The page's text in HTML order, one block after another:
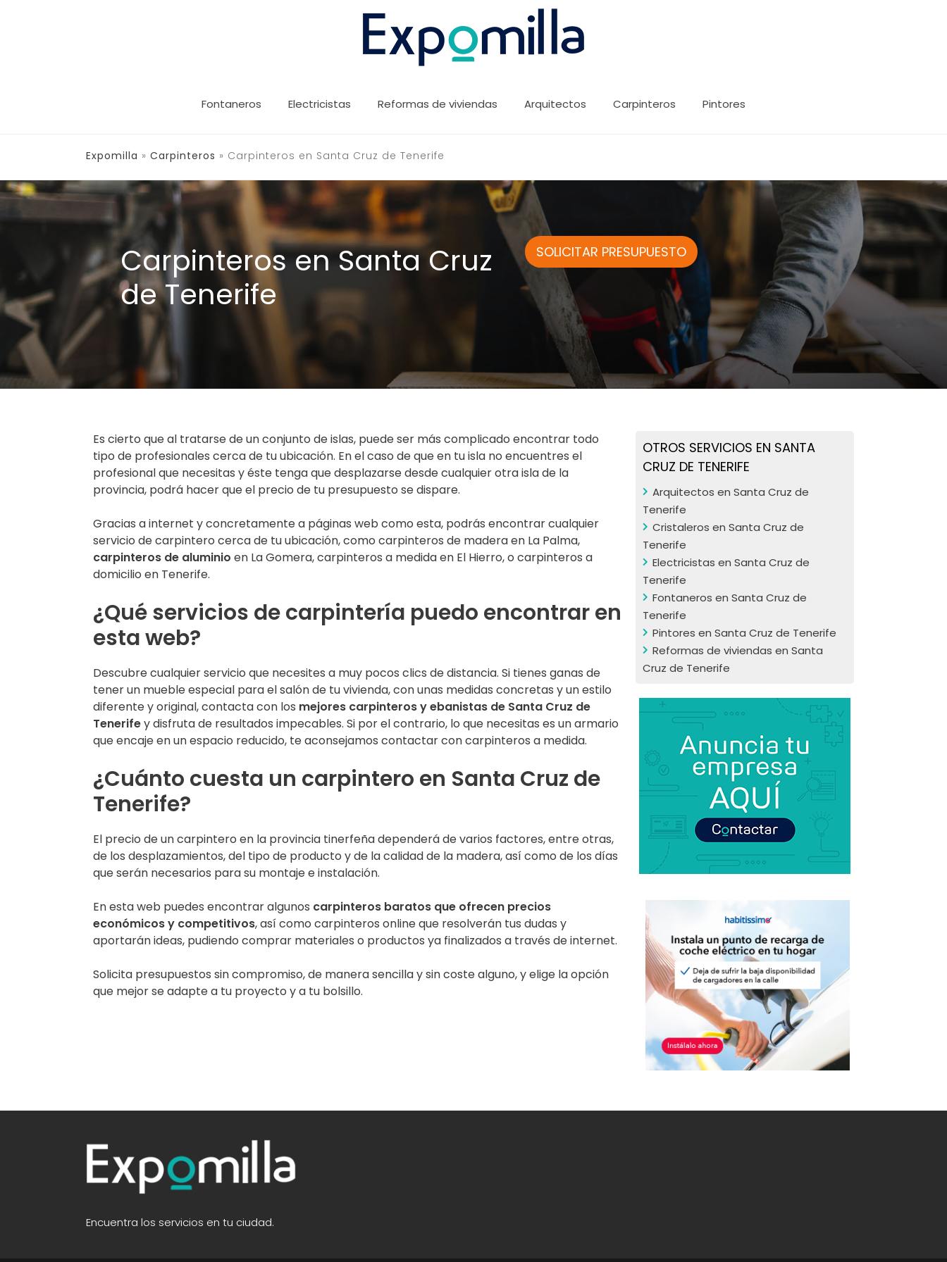
Fontaneros Electricistas Reformas de viviendas Arquitectos Carpinteros Pintores
Expomilla » Carpinteros » Carpinteros en Santa Cruz de Tenerife
Carpinteros en Santa Cruz
de Tenerife
SOLICITAR PRESUPUESTO
Es cierto que al tratarse de un conjunto de islas, puede ser más complicado encontrar todo
tipo de profesionales cerca de tu ubicación. En el caso de que en tu isla no encuentres el
profesional que necesitas y éste tenga que desplazarse desde cualquier otra isla de la
provincia, podrá hacer que el precio de tu presupuesto se dispare.
Gracias a internet y concretamente a páginas web como esta, podrás encontrar cualquier
servicio de carpintero cerca de tu ubicación, como carpinteros de madera en La Palma,
carpinteros de aluminio en La Gomera, carpinteros a medida en El Hierro, o carpinteros a
domicilio en Tenerife.
¿Qué servicios de carpintería puedo encontrar en
esta web?
Descubre cualquier servicio que necesites a muy pocos clics de distancia. Si tienes ganas de
tener un mueble especial para el salón de tu vivienda, con unas medidas concretas y un estilo
diferente y original, contacta con los mejores carpinteros y ebanistas de Santa Cruz de
Tenerifey disfruta de resultados impecables. Si por el contrario, lo que necesitas es un armario
que encaje en un espacio reducido, te aconsejamos contactar con carpinteros a medida.
¿Cuánto cuesta un carpintero en Santa Cruz de
Tenerife?
El precio de un carpintero en la provincia tinerfeña dependerá de varios factores, entre otras,
de los desplazamientos, del tipo de producto y de la calidad de la madera, así como de los días
que serán necesarios para su montaje e instalación.
En esta web puedes encontrar algunos carpinteros baratos que ofrecen precios
económicos y competitivos, así como carpinteros online que resolverán tus dudas y
aportarán ideas, pudiendo comprar materiales o productos ya finalizados a través de internet.
Solicita presupuestos sin compromiso, de manera sencilla y sin coste alguno, y elige la opción
que mejor se adapte a tu proyecto y a tu bolsillo.
OTROS SERVICIOS EN SANTA
CRUZ DE TENERIFE
Arquitectos en Santa Cruz de
Tenerife
Cristaleros en Santa Cruz de
Tenerife
Electricistas en Santa Cruz de
Tenerife
Fontaneros en Santa Cruz de
Tenerife
Pintores en Santa Cruz de Tenerife
Reformas de viviendas en Santa
Cruz de Tenerife
Encuentra los servicios en tu ciudad.